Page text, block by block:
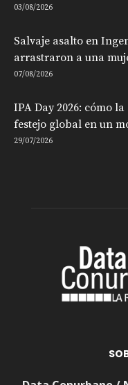
03/08/2026
Salvaje asalto en
arrastraron a una
07/08/2026
IPA Day 2026: cómo
festejo global en un
29/07/2026